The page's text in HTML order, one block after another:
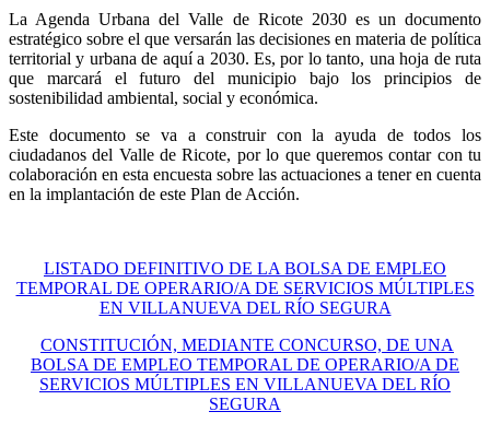
La Agenda Urbana del Valle de Ricote 2030 es un documento
estratégico sobre el que versarán las decisiones en materia de política
territorial y urbana de aquí a 2030. Es, por lo tanto, una hoja de ruta
que marcará el futuro del municipio bajo los principios de
sostenibilidad ambiental, social y económica.
Este documento se va a construir con la ayuda de todos los
ciudadanos del Valle de Ricote, por lo que queremos contar con tu
colaboración en esta encuesta sobre las actuaciones a tener en cuenta
en la implantación de este Plan de Acción.
LISTADO DEFINITIVO DE LA BOLSA DE EMPLEO
TEMPORAL DE OPERARIO/A DE SERVICIOS MÚLTIPLES
EN VILLANUEVA DEL RÍO SEGURA
CONSTITUCIÓN, MEDIANTE CONCURSO, DE UNA
BOLSA DE EMPLEO TEMPORAL DE OPERARIO/A DE
SERVICIOS MÚLTIPLES EN VILLANUEVA DEL RÍO
SEGURA